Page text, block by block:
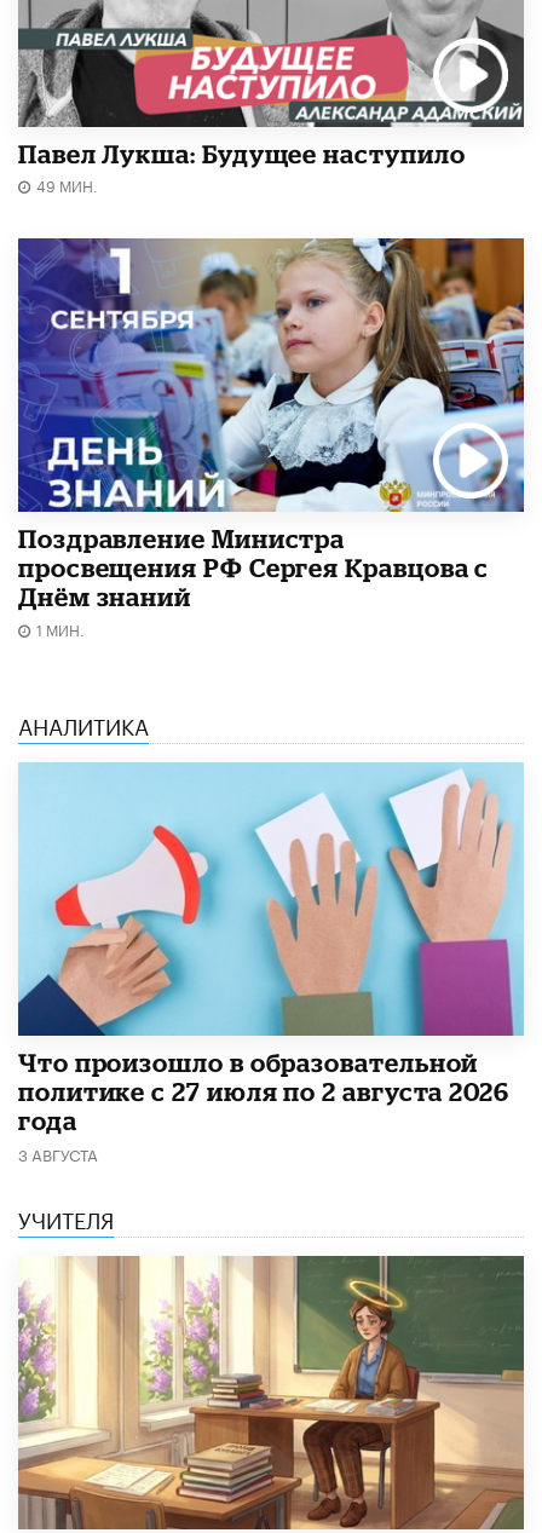
Павел Лукша: Будущее наступило
49 МИН.
Поздравление Министра
просвещения РФ Сергея Кравцова с
Днём знаний
1 МИН.
АНАЛИТИКА
​Что произошло в образовательной
политике с 27 июля по 2 августа 2026
года
3 АВГУСТА
УЧИТЕЛЯ